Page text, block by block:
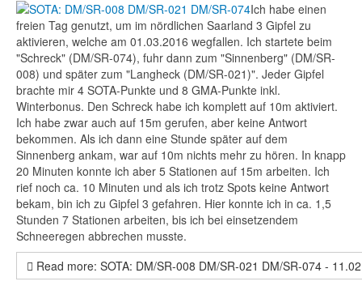
Ich habe einen
freien Tag genutzt, um im nördlichen Saarland 3 Gipfel zu
aktivieren, welche am 01.03.2016 wegfallen. Ich startete beim
"Schreck" (DM/SR-074), fuhr dann zum "Sinnenberg" (DM/SR-
008) und später zum "Langheck (DM/SR-021)". Jeder Gipfel
brachte mir 4 SOTA-Punkte und 8 GMA-Punkte inkl.
Winterbonus. Den Schreck habe ich komplett auf 10m aktiviert.
Ich habe zwar auch auf 15m gerufen, aber keine Antwort
bekommen. Als ich dann eine Stunde später auf dem
Sinnenberg ankam, war auf 10m nichts mehr zu hören. In knapp
20 Minuten konnte ich aber 5 Stationen auf 15m arbeiten. Ich
rief noch ca. 10 Minuten und als ich trotz Spots keine Antwort
bekam, bin ich zu Gipfel 3 gefahren. Hier konnte ich in ca. 1,5
Stunden 7 Stationen arbeiten, bis ich bei einsetzendem
Schneeregen abbrechen musste.
Read more: SOTA: DM/SR-008 DM/SR-021 DM/SR-074 -